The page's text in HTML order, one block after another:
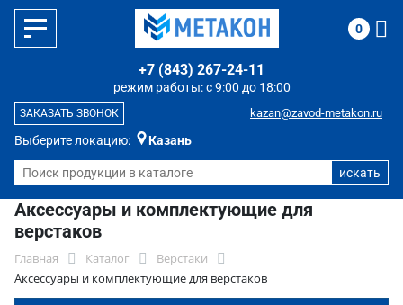
Выберите локацию: Казань
режим работы: с 9:00 до 18:00
+7 (843) 267-24-11
kazan@zavod-metakon.ru
ЗАКАЗАТЬ ЗВОНОК
0
Аксессуары и комплектующие для
верстаков
Главная Каталог
Верстаки
Аксессуары и комплектующие для верстаков